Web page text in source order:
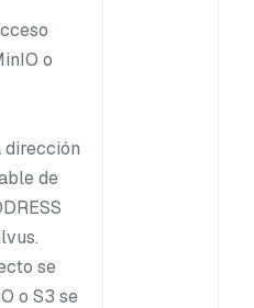
o
dirección
de
se
o S3 se